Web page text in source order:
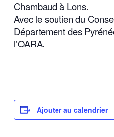
Chambaudà Lons.
Avec le soutien du
Département des
l’OARA.
Ajouter au calendrier